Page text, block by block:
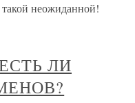
неожиданной!
ЕСТЬ ЛИ